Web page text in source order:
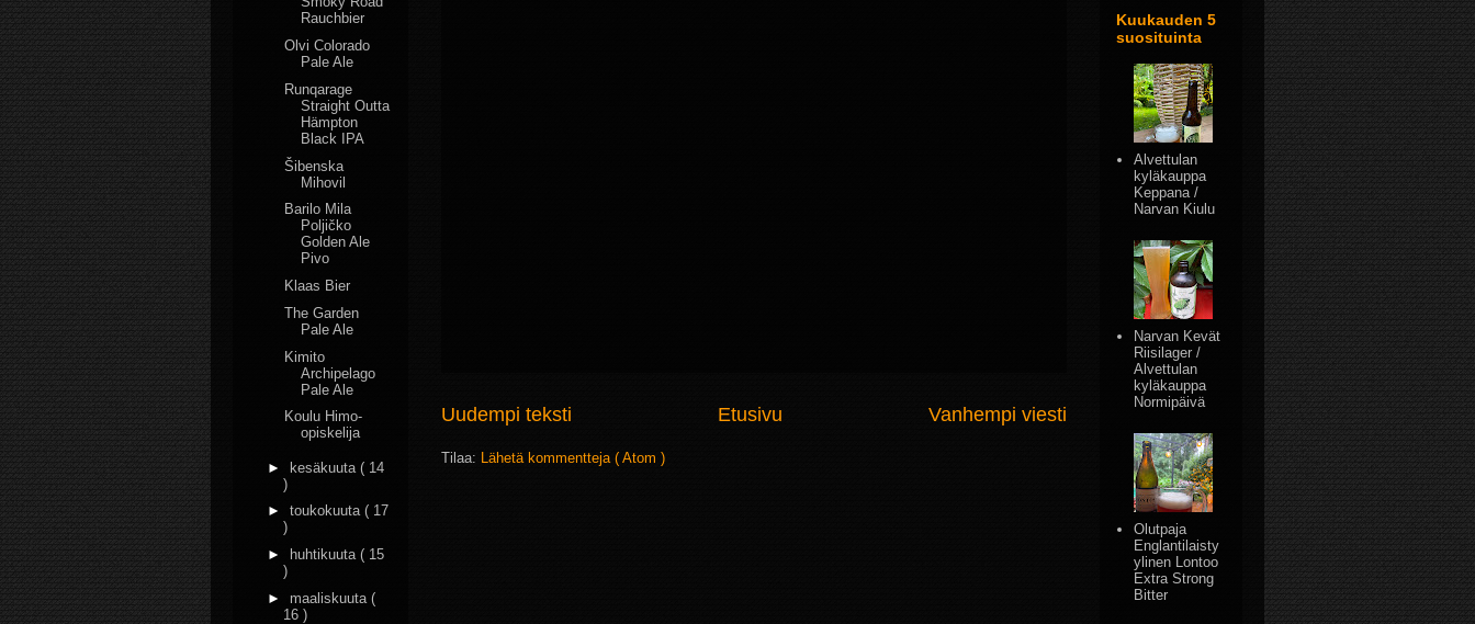
Uudempi teksti Vanhempi viesti
Etusivu
Tilaa: Lähetä kommentteja ( Atom )
Rauchbier
Olvi Colorado
Pale Ale
Runqarage
Straight Outta
Hämpton
Black IPA
Šibenska
Mihovil
Barilo Mila
Poljičko
Golden Ale
Pivo
Klaas Bier
The Garden
Pale Ale
Kimito
Archipelago
Pale Ale
Koulu Himo-
opiskelija
► kesäkuuta ( 14
)
► toukokuuta ( 17
)
►
huhtikuuta ( 15
)
► maaliskuuta (
16 )
Kuukauden 5
suosituinta
Alvettulan
kyläkauppa
Keppana /
Narvan Kiulu
Narvan Kevät
Riisilager /
Alvettulan
kyläkauppa
Normipäivä
Olutpaja
Englantilaisty
ylinen Lontoo
Extra Strong
Bitter